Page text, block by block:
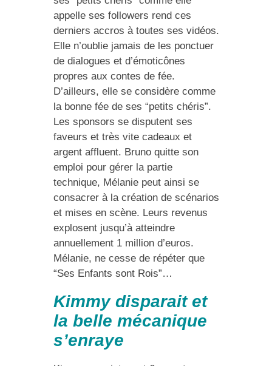
appelle ses followers rend ces
derniers accros à toutes ses vidéos.
Elle n’oublie jamais de les ponctuer
de dialogues et d’émoticônes
propres aux contes de fée.
D’ailleurs, elle se considère comme
la bonne fée de ses “petits chéris”.
Les sponsors se disputent ses
faveurs et très vite cadeaux et
argent affluent. Bruno quitte son
emploi pour gérer la partie
technique, Mélanie peut ainsi se
consacrer à la création de scénarios
et mises en scène. Leurs revenus
explosent jusqu’à atteindre
annuellement 1 million d’euros.
Mélanie, ne cesse de répéter que
“Ses Enfants sont Rois”…
Kimmy disparait et
la belle mécanique
s’enraye